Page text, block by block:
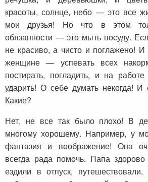
красоты, солнце, небо — это все
мои друзья! Но что в этом
обязанности — это мыть посуду.
не красиво, а чисто и поглажено!
женщине — успевать всех
постирать, погладить, и на
ударить! О себе думать некогда!
Какие?
Нет, не все так было плохо! В
многому хорошему. Например, у
фантазия и воображение! Она
всегда рада помочь. Папа
ездили в отпуск,